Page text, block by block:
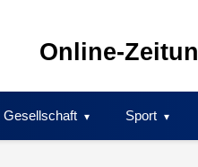
Online-
Gesellschaft Sport